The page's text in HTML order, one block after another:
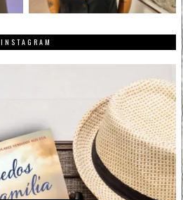
INSTAGRAM